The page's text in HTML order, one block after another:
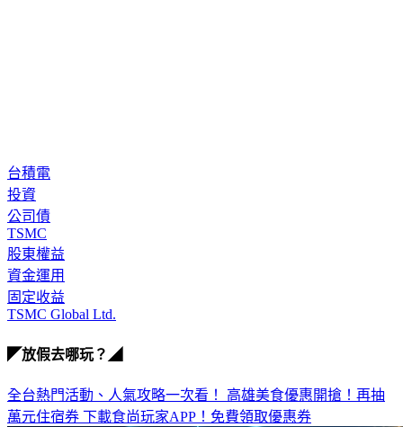
台積電
投資
公司債
TSMC
股東權益
資金運用
固定收益
TSMC Global Ltd.
◤放假去哪玩？◢
全台熱門活動、人氣攻略一次看！ 高雄美食優惠開搶！再抽
萬元住宿券 下載食尚玩家APP！免費領取優惠券